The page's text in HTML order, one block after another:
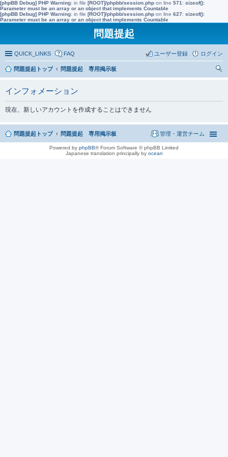
[phpBB Debug] PHP Warning: in file [ROOT]/phpbb/session.php on line 571 : sizeof():
Parameter must be an array or an object that implements Countable
[phpBB Debug] PHP Warning: in file [ROOT]/phpbb/session.php on line 627: sizeof():
Parameter must be an array or an object that implements Countable
問題提起
QUICK_LINKS FAQ ログイン
ユーザー登録
問題提起トップ
問題提起 専用掲示板
インフォメーション
現在、新しいアカウントを作成することはできません
問題提起トップ 問題提起 専用掲示板 管理・運営チーム
Powered by phpBB® Forum Software © phpBB Limited
Japanese translation principally by ocean